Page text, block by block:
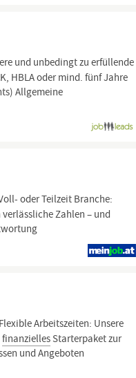
und unbedingt zu erfüllende
HBLA oder mind. fünf Jahre
Allgemeine
oder Teilzeit Branche:
Zahlen – und
Arbeitszeiten: Unsere
finanzielles Starterpaket zur
und Angeboten